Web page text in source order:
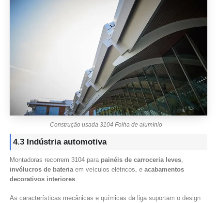
Construção usada 3104 Folha de alumínio
4.3 Indústria automotiva
Montadoras recorrem 3104 para painéis de carroceria leves,
invólucros de bateriaem veículos elétricos, e acabamentos
decorativos interiores.
As características mecânicas e químicas da liga suportam o design